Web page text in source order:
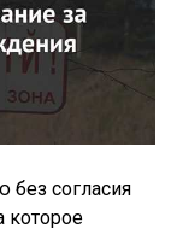
без согласия
которое